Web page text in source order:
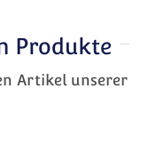
Produkte
Artikel unserer